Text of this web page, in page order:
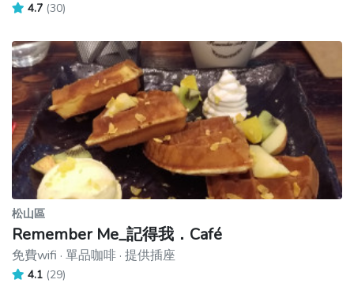
4.7 (30)
松山區
Remember Me_記得我．Café
免費wifi · 單品咖啡 · 提供插座
4.1 (29)